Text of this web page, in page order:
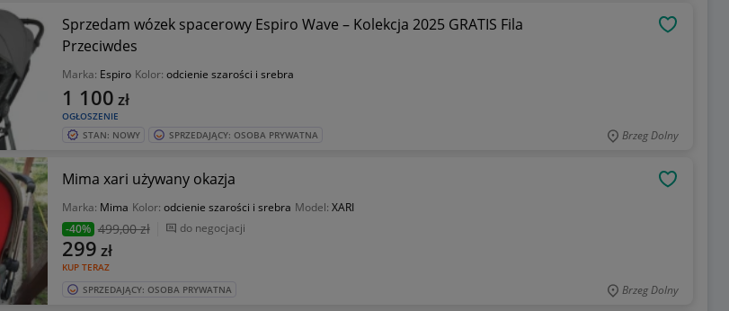
Sprzedam wózek spacerowy Espiro Wave – Kolekcja 2025 GRATIS Fila
Przeciwdes
Marka: Espiro Kolor: odcienie szarości i srebra
OGŁOSZENIE
1 100 zł
STAN: NOWY SPRZEDAJĄCY: OSOBA PRYWATNA Brzeg Dolny
Mima xari używany okazja
Marka: Mima Kolor: odcienie szarości i srebra Model: XARI
-40% 499,00 zł do negocjacji
KUP TERAZ
299 zł
SPRZEDAJĄCY: OSOBA PRYWATNA Brzeg Dolny